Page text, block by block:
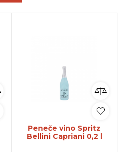
Peneče vino Spritz
Bellini Capriani 0,2 l